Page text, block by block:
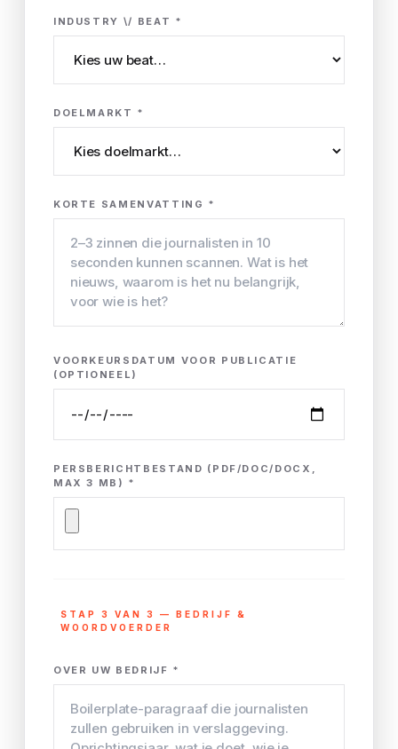
INDUSTRY \/ BEAT *
DOELMARKT *
KORTE SAMENVATTING *
VOORKEURSDATUM VOOR PUBLICATIE
(OPTIONEEL)
PERSBERICHTBESTAND (PDF/DOC/DOCX,
MAX 3 MB) *
STAP 3 VAN 3 — BEDRIJF &
WOORDVOERDER
OVER UW BEDRIJF *